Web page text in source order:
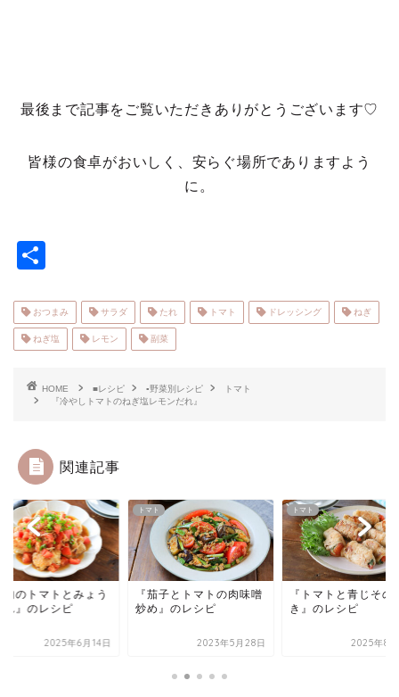
最後まで記事をご覧いただきありがとうございます♡
皆様の食卓がおいしく、安らぐ場所でありますよう
に。
おつまみ サラダ たれ トマト ドレッシング ねぎ
ねぎ塩 レモン 副菜
HOME ■レシピ ▪野菜別レシピ
トマト
『冷やしトマトのねぎ塩レモンだれ』
関連記事
肉のトマトとみょう
れ』のレシピ
2025年6月14日
トマト
『茄子とトマトの肉味噌
炒め』のレシピ
2023年5月28日
トマト
『トマトと青じその
き』のレシピ
2025年8